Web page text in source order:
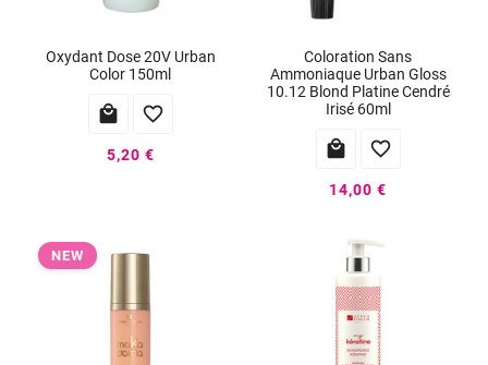
Oxydant Dose 20V Urban
Color 150ml
 
5,20 €
Coloration Sans
Ammoniaque Urban Gloss
10.12 Blond Platine Cendré
Irisé 60ml
 
14,00 €
NEW